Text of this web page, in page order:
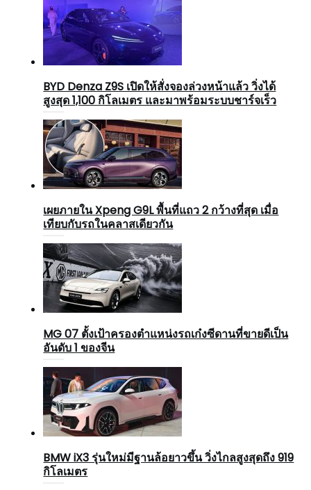
BYD Denza Z9S เปิดให้สั่งจองล่วงหน้าแล้ว วิ่งได้
สูงสุด 1,100 กิโลเมตร และมาพร้อมระบบชาร์จเร็ว
เผยภายใน Xpeng G9L พื้นที่แถว 2 กว้างที่สุด เมื่อ
เทียบกับรถในคลาสเดียวกัน
MG 07 ตั้งเป้าครองตำแหน่งรถเก๋งซีดานที่ขายดีเป็น
อันดับ 1 ของจีน
BMW iX3 รุ่นใหม่มีฐานล้อยาวขึ้น วิ่งไกลสูงสุดถึง 919
กิโลเมตร